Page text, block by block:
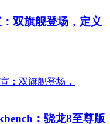
双旗舰登场，定义
：骁龙8至尊版